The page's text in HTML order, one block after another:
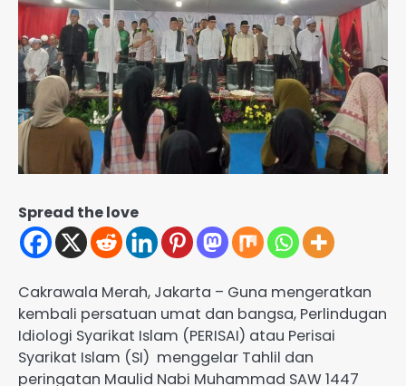
Spread the love
Cakrawala Merah, Jakarta – Guna mengeratkan
kembali persatuan umat dan bangsa, Perlindugan
Idiologi Syarikat Islam (PERISAI) atau Perisai
Syarikat Islam (SI) menggelar Tahlil dan
peringatan Maulid Nabi Muhammad SAW 1447